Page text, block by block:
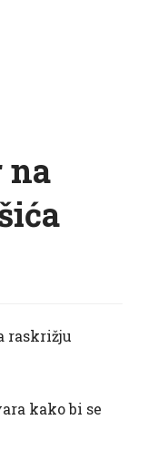
na
raskrižju
kako bi se